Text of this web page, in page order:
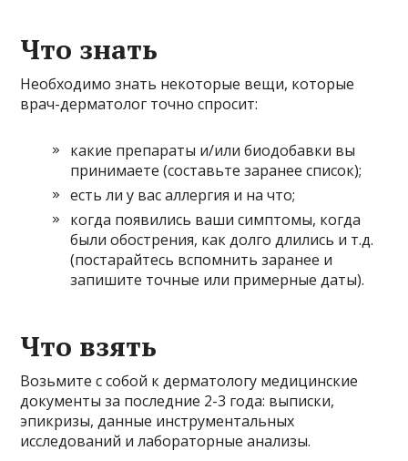
Что знать
Необходимо знать некоторые вещи, которые
врач-дерматолог точно спросит:
какие препараты и/или биодобавки вы
принимаете (составьте заранее список);
есть ли у вас аллергия и на что;
когда появились ваши симптомы, когда
были обострения, как долго длились и т.д.
(постарайтесь вспомнить заранее и
запишите точные или примерные даты).
Что взять
Возьмите с собой к дерматологу медицинские
документы за последние 2-3 года: выписки,
эпикризы, данные инструментальных
исследований и лабораторные анализы.